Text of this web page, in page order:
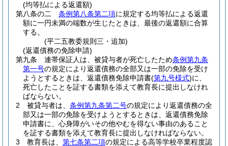
(均等払による返還額)
第八条の二
条例第八条第二項に規定する均等払による返還
額に一円未満の端数が生じたときは、最後の返還額に合算
する。
(平二五教委規則三・追加)
(返還債務の免除申請)
第九条
連帯保証人は、被貸与者が死亡したため条例第九条
第一号の規定により返還債務の全部又は一部の免除を受け
ようとするときは、返還債務免除申請書(第九号様式)に、
死亡したことを証する書類を添えて教育長に提出しなけれ
ばならない。
2
被貸与者は、 条例第九条第二号の規定により返還債務の全
部又は一部の免除を受けようとするときは、返還債務免除
申請書に、心身障がいその他やむを得ない事由のあること
を証する書類を添えて教育長に提出しなければならない。
3
教育長は、 第七条第二項の規定による高等学校卒業程度認